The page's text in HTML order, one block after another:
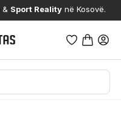
& Sport Reality në Kosovë.